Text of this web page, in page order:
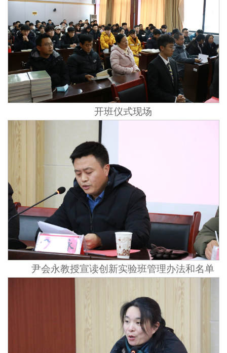
开班仪式现场
尹会永教授宣读创新实验班管理办法和名单